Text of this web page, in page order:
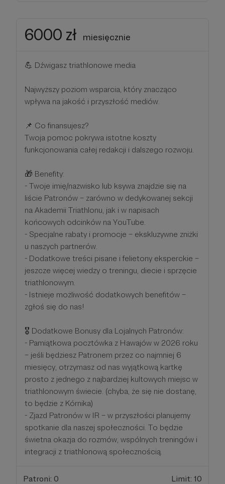
6000 zł miesięcznie
💪 Dźwigasz triathlonowe media
Najwyższy poziom wsparcia, który znacząco
wpływa na jakość i przyszłość mediów.
📌 Co finansujesz?
Twoja pomoc pokrywa istotne koszty
funkcjonowania całej redakcji i dalszego rozwoju.
🎁 Benefity:
- Twoje imię/nazwisko lub ksywa znajdzie się na
liście Patronów – zarówno w dedykowanej sekcji
na Akademii Triathlonu, jak i w napisach
końcowych odcinków na YouTube.
- Specjalne rabaty i promocje – ekskluzywne zniżki
u naszych partnerów.
- Dodatkowe treści pisane i felietony eksperckie –
jeszcze więcej wiedzy o treningu, diecie i sprzęcie
triathlonowym.
- Istnieje możliwość dodatkowych benefitów –
zgłoś się do nas!
🎖 Dodatkowe Bonusy dla Lojalnych Patronów:
- Pamiątkowa pocztówka z Hawajów w 2026 roku
– jeśli będziesz Patronem przez co najmniej 6
miesięcy, otrzymasz od nas wyjątkową kartkę
prosto z jednego z najbardziej kultowych miejsc w
triathlonowym świecie. (chyba, że się nie dostanę,
to będzie z Kórnika)
- Zjazd Patronów w IR – w przyszłości planujemy
spotkanie dla naszej społeczności. To będzie
świetna okazja do rozmów, wspólnych treningów i
integracji z triathlonową społecznością.
Patroni: 0 Limit: 10